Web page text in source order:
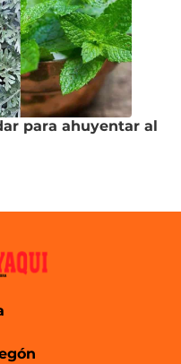
para ahuyentar al